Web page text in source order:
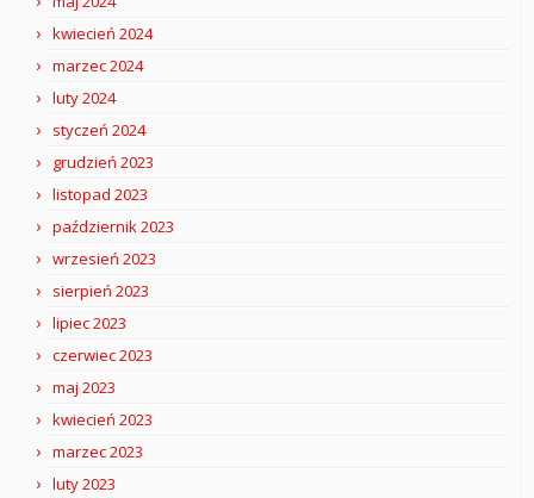
kwiecień 2024
marzec 2024
luty 2024
styczeń 2024
grudzień 2023
listopad 2023
październik 2023
wrzesień 2023
sierpień 2023
lipiec 2023
czerwiec 2023
maj 2023
kwiecień 2023
marzec 2023
luty 2023